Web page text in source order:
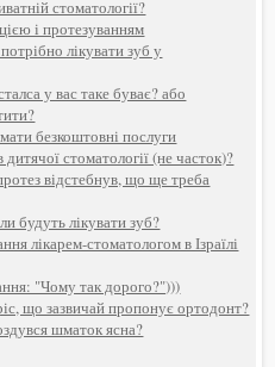
стоматології?
і протезуванням
лікувати зуб у
у вас таке буває? або
безкоштовні послуги
стоматології (не часток)?
відстебнув, що ще треба
будуть лікувати зуб?
лікарем-стоматологом в Ізраїлі
"Чому так дорого?")))
що зазвичай пропонує ортодонт?
шматок ясна?